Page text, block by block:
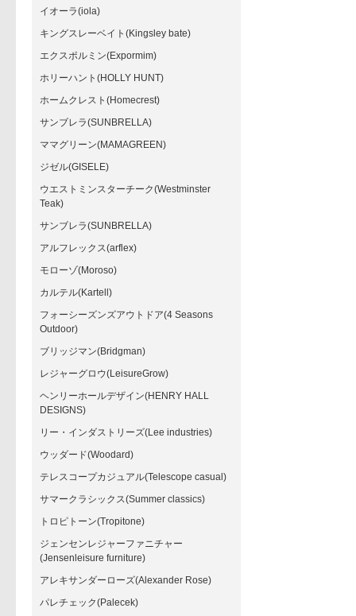
イオーラ(iola)
キングスレーベイト(Kingsley bate)
エクスポルミン(Expormim)
ホリーハント(HOLLY HUNT)
ホームクレスト(Homecrest)
サンブレラ(SUNBRELLA)
ママグリーン(MAMAGREEN)
ジゼル(GISELE)
ウエストミンスターチーク(Westminster
Teak)
サンブレラ(SUNBRELLA)
アルフレックス(arflex)
モローゾ(Moroso)
カルテル(Kartell)
フォーシーズンズアウトドア(4 Seasons
Outdoor)
ブリッジマン(Bridgman)
レジャーグロウ(LeisureGrow)
ヘンリーホールデザイン(HENRY HALL
DESIGNS)
リー・インダストリーズ(Lee industries)
ウッダード(Woodard)
テレスコープカジュアル(Telescope casual)
サマークラシックス(Summer classics)
トロピトーン(Tropitone)
ジェンセンレジャーファニチャー
(Jensenleisure furniture)
アレキサンダーローズ(Alexander Rose)
パレチェック(Palecek)